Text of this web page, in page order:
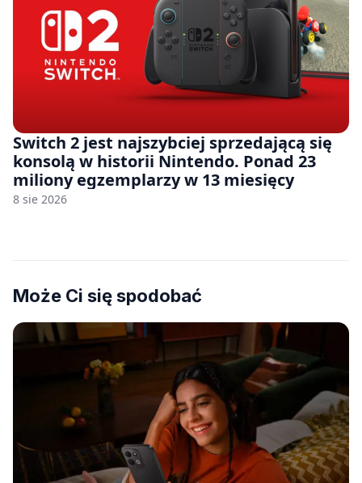
Switch 2 jest najszybciej sprzedającą się
konsolą w historii Nintendo. Ponad 23
miliony egzemplarzy w 13 miesięcy
8 sie 2026
Może Ci się spodobać